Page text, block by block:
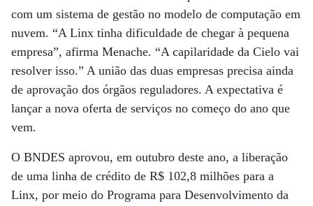
com um sistema de gestão no modelo de computação em
nuvem. “A Linx tinha dificuldade de chegar à pequena
empresa”, afirma Menache. “A capilaridade da Cielo vai
resolver isso.” A união das duas empresas precisa ainda
de aprovação dos órgãos reguladores. A expectativa é
lançar a nova oferta de serviços no começo do ano que
vem.
O BNDES aprovou, em outubro deste ano, a liberação
de uma linha de crédito de R$ 102,8 milhões para a
Linx, por meio do Programa para Desenvolvimento da